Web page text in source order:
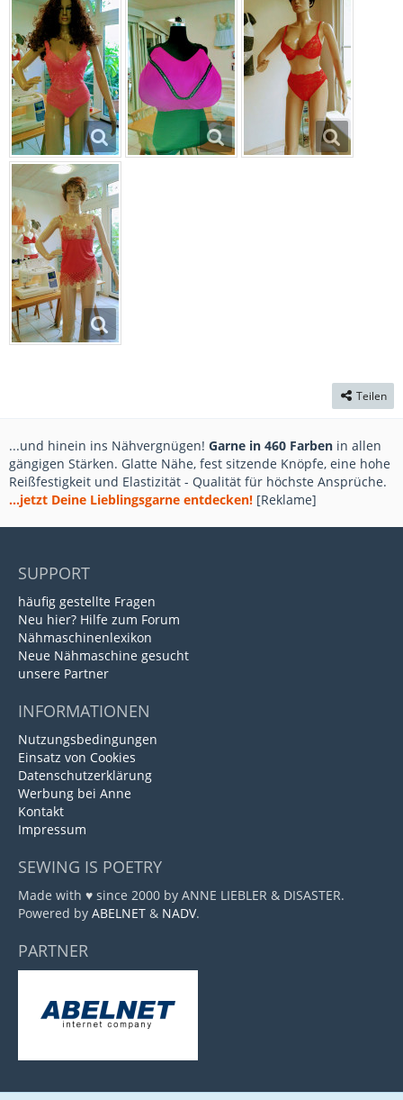
Teilen
...und hinein ins Nähvergnügen! Garne in 460 Farben in allen
gängigen Stärken. Glatte Nähe, fest sitzende Knöpfe, eine hohe
Reißfestigkeit und Elastizität - Qualität für höchste Ansprüche.
...jetzt Deine Lieblingsgarne entdecken! [Reklame]
SUPPORT
häufig gestellte Fragen
Neu hier? Hilfe zum Forum
Nähmaschinenlexikon
Neue Nähmaschine gesucht
unsere Partner
INFORMATIONEN
Nutzungsbedingungen
Einsatz von Cookies
Datenschutzerklärung
Werbung bei Anne
Kontakt
Impressum
SEWING IS POETRY
Made with ♥ since 2000 by ANNE LIEBLER & DISASTER.
Powered by ABELNET & NADV.
PARTNER